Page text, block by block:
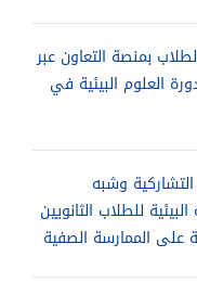
بمنصة التعاون عبر
العلوم البيئية في
التشاركية وشبه
للطلاب الثانويين
على الممارسة الصفية